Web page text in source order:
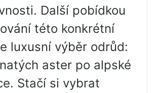
Další pobídkou
této konkrétní
luxusní výběr odrůd:
aster po alpské
Stačí si vybrat